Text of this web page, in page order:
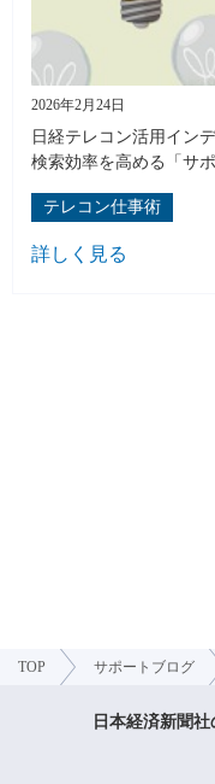
2026年2月24日
日経テレコン活用イン
検索効率を高める「サ
テレコン仕事術
詳しく見る
TOP サポートブログ
日本経済新聞